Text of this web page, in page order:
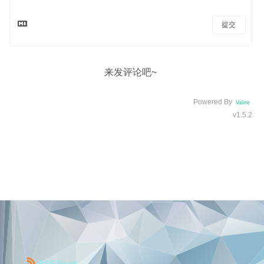
提交
来发评论吧~
Powered By Valine
v1.5.2